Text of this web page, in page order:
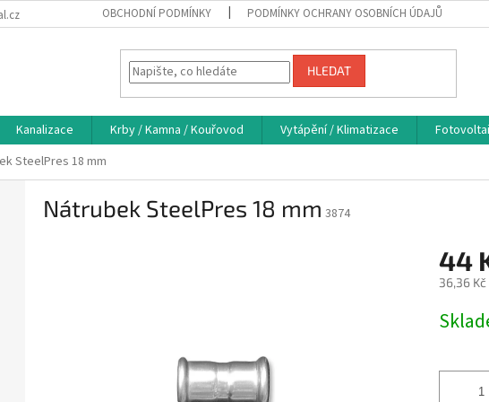
OBCHODNÍ PODMÍNKY PODMÍNKY OCHRANY OSOBNÍCH ÚDAJŮ
HLEDAT
Kanalizace Krby / Kamna / Kouřovod Vytápění / Klimatizace
SteelPres 18 mm
Nátrubek SteelPres 18 mm 3874
44
36,36 Kč
cena: